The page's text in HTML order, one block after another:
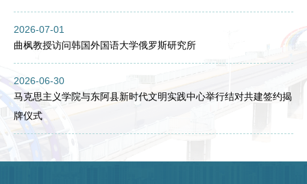
2026-07-01
曲枫教授访问韩国外国语大学俄罗斯研究所
2026-06-30
马克思主义学院与东阿县新时代文明实践中心举行结对共建签约揭
牌仪式